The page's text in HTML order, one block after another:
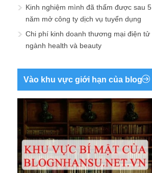
Kinh nghiệm mình đã thấm được sau 5
năm mở công ty dịch vụ tuyển dụng
Chi phí kinh doanh thương mại điện tử
ngành health và beauty
Vào khu vực giới hạn của blog